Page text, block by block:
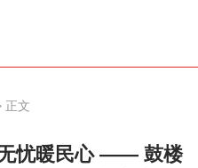
正文
忧暖民心 —— 鼓楼